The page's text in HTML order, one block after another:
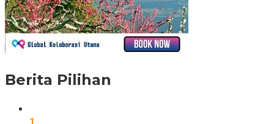
Berita Pilihan
1